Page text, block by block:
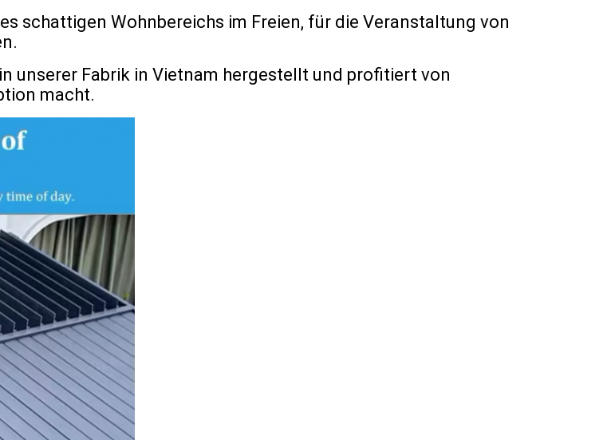
schattigen Wohnbereichs im Freien, für die Veranstaltung von
unserer Fabrik in Vietnam hergestellt und profitiert von
macht.